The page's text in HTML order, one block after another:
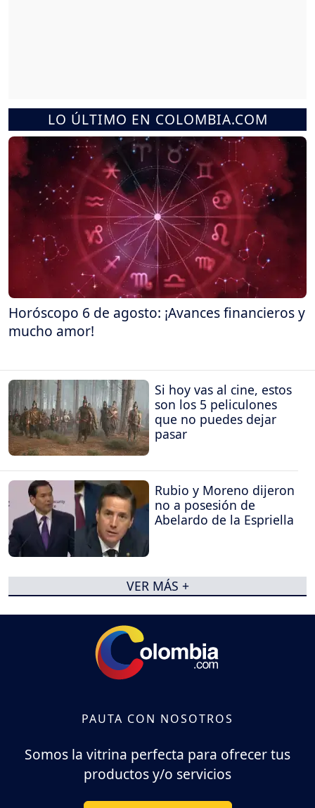
LO ÚLTIMO EN COLOMBIA.COM
Horóscopo 6 de agosto: ¡Avances financieros y
mucho amor!
Si hoy vas al cine, estos
son los 5 peliculones
que no puedes dejar
pasar
Rubio y Moreno dijeron
no a posesión de
Abelardo de la Espriella
VER MÁS +
PAUTA CON NOSOTROS
Somos la vitrina perfecta para ofrecer tus
productos y/o servicios